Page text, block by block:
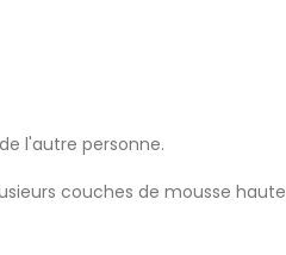
l'autre personne.
couches de mousse haute